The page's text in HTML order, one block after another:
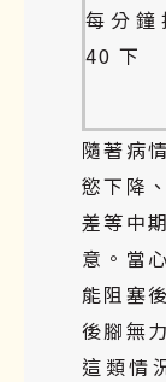
每分鐘
40 下
隨著病
慾下降
差等中
意。當
能阻塞
後腳無
這類情